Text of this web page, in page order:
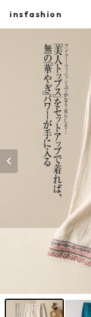
insfashion